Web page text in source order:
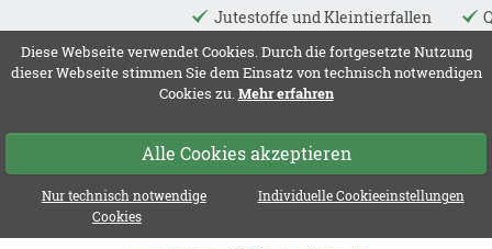
Jutestoffe und Kleintierfallen
Diese Webseite verwendet Cookies. Durch die fortgesetzte Nutzung
dieser Webseite stimmen Sie dem Einsatz von technisch notwendigen
Cookies zu. Mehr erfahren
Alle Cookies akzeptieren
Nur technisch notwendige
Cookies
Individuelle Cookieeinstellungen